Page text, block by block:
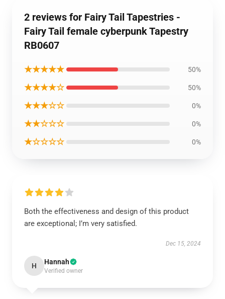
2 reviews for Fairy Tail Tapestries -
Fairy Tail female cyberpunk Tapestry
RB0607
★★★★★ 50%
★★★★☆ 50%
★★★☆☆ 0%
★★☆☆☆ 0%
★☆☆☆☆ 0%
Both the effectiveness and design of this product
are exceptional; I’m very satisfied.
Dec 15, 2024
H Hannah
Verified owner